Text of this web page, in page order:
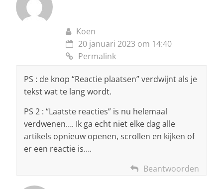
Koen
20 januari 2023 om 14:40
Permalink
PS : de knop “Reactie plaatsen” verdwijnt als je
tekst wat te lang wordt.
PS 2 : “Laatste reacties” is nu helemaal
verdwenen…. Ik ga echt niet elke dag alle
artikels opnieuw openen, scrollen en kijken of
er een reactie is….
Beantwoorden